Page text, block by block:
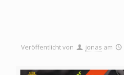
Veröffentlicht von jonas am